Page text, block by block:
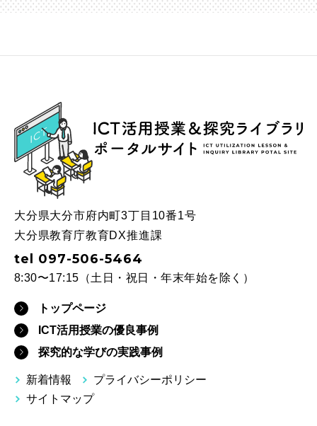
ICT
大分県大分市府内町3丁目10番1号
大分県教育庁教育DX推進課
tel 097-506-5464
8:30〜17:15（土日・祝日・年末年始を除く）
トップページ
ICT活用授業の優良事例
探究的な学びの実践事例
新着情報
プライバシーポリシー
サイトマップ